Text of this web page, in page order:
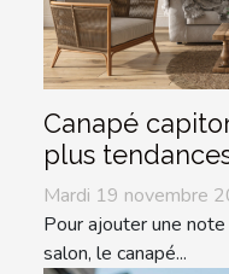
Canapé
plus
Mardi 19 novembre
Pour ajouter une
salon, le canapé...